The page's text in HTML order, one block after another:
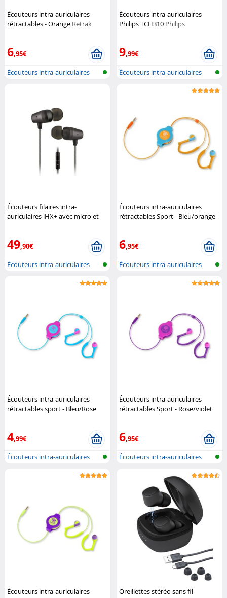
Écouteurs intra-auriculaires
rétractables - Orange Retrak
6,95€
Écouteurs intra-auriculaires
Écouteurs intra-auriculaires
Philips TCH310 Philips
9,99€
Écouteurs intra-auriculaires
Écouteurs filaires intra-
auriculaires iHX+ avec micro et
49,90€
Écouteurs intra-auriculaires
Écouteurs intra-auriculaires
rétractables Sport - Bleu/orange
6,95€
Écouteurs intra-auriculaires
Écouteurs intra-auriculaires
rétractables sport - Bleu/Rose
4,99€
Écouteurs intra-auriculaires
Écouteurs intra-auriculaires
rétractables Sport - Rose/violet
6,95€
Écouteurs intra-auriculaires
Écouteurs intra-auriculaires
Oreillettes stéréo sans fil